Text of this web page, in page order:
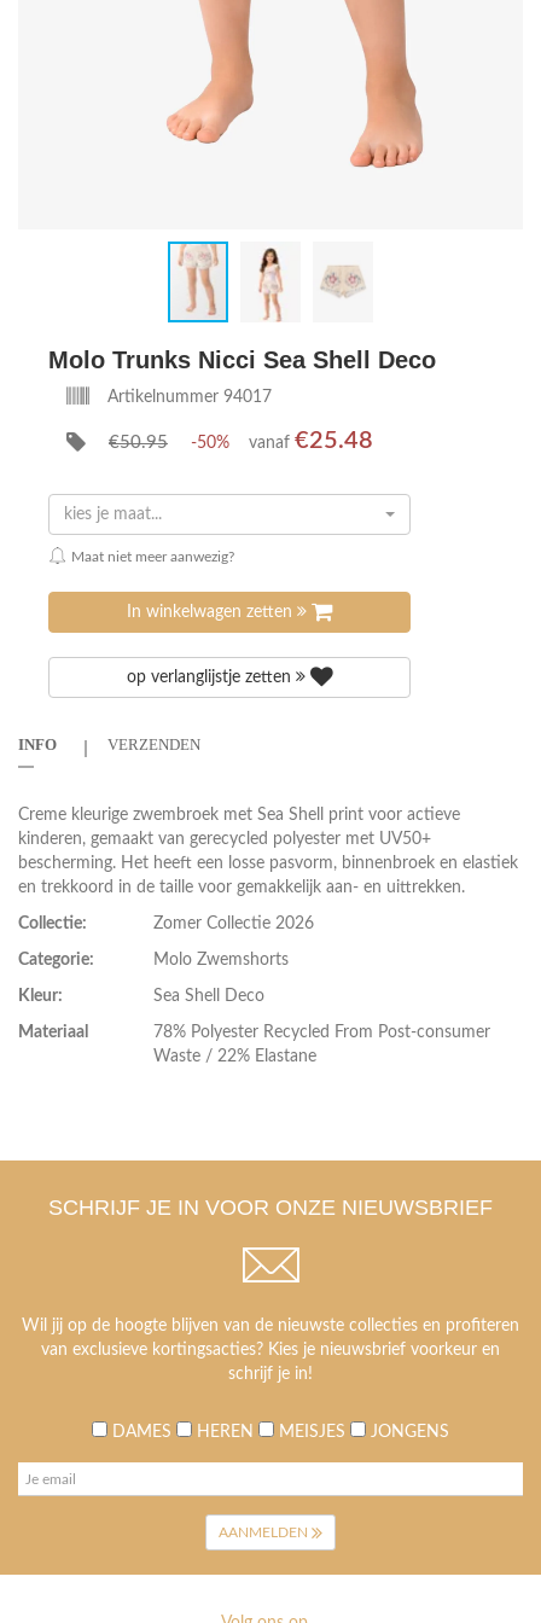
Molo Trunks Nicci Sea Shell Deco
Artikelnummer 94017
€50.95 -50% vanaf €25.48
kies je maat...
Maat niet meer aanwezig?
In winkelwagen zetten
op verlanglijstje zetten
INFO VERZENDEN
Creme kleurige zwembroek met Sea Shell print voor actieve
kinderen, gemaakt van gerecycled polyester met UV50+
bescherming. Het heeft een losse pasvorm, binnenbroek en elastiek
en trekkoord in de taille voor gemakkelijk aan- en uittrekken.
Collectie: Zomer Collectie 2026
Categorie: Molo Zwemshorts
Kleur: Sea Shell Deco
Materiaal
78% Polyester Recycled From Post-consumer
Waste / 22% Elastane
SCHRIJF JE IN VOOR ONZE NIEUWSBRIEF
Wil jij op de hoogte blijven van de nieuwste collecties en profiteren
van exclusieve kortingsacties? Kies je nieuwsbrief voorkeur en
schrijf je in!
DAMES HEREN MEISJES JONGENS
AANMELDEN